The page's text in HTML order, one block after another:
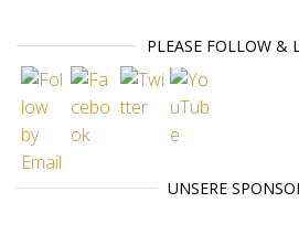
PLEASE FOLLOW &
UNSERE